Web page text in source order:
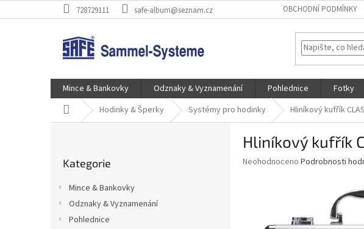
na
728729111 safe-album@seznam.cz OBCHODNÍ PODMÍNKY
Mince & Bankovky Odznaky & Vyznamenání Pohlednice Fotky
Domů Hodinky & Šperky Systémy pro hodinky Hliníkový kufřík
kategorie
Kategorie
Mince & Bankovky
Odznaky & Vyznamenání
Pohlednice
Hliníkový kufřík
Průměrné
Neohodnoceno Podrobnosti